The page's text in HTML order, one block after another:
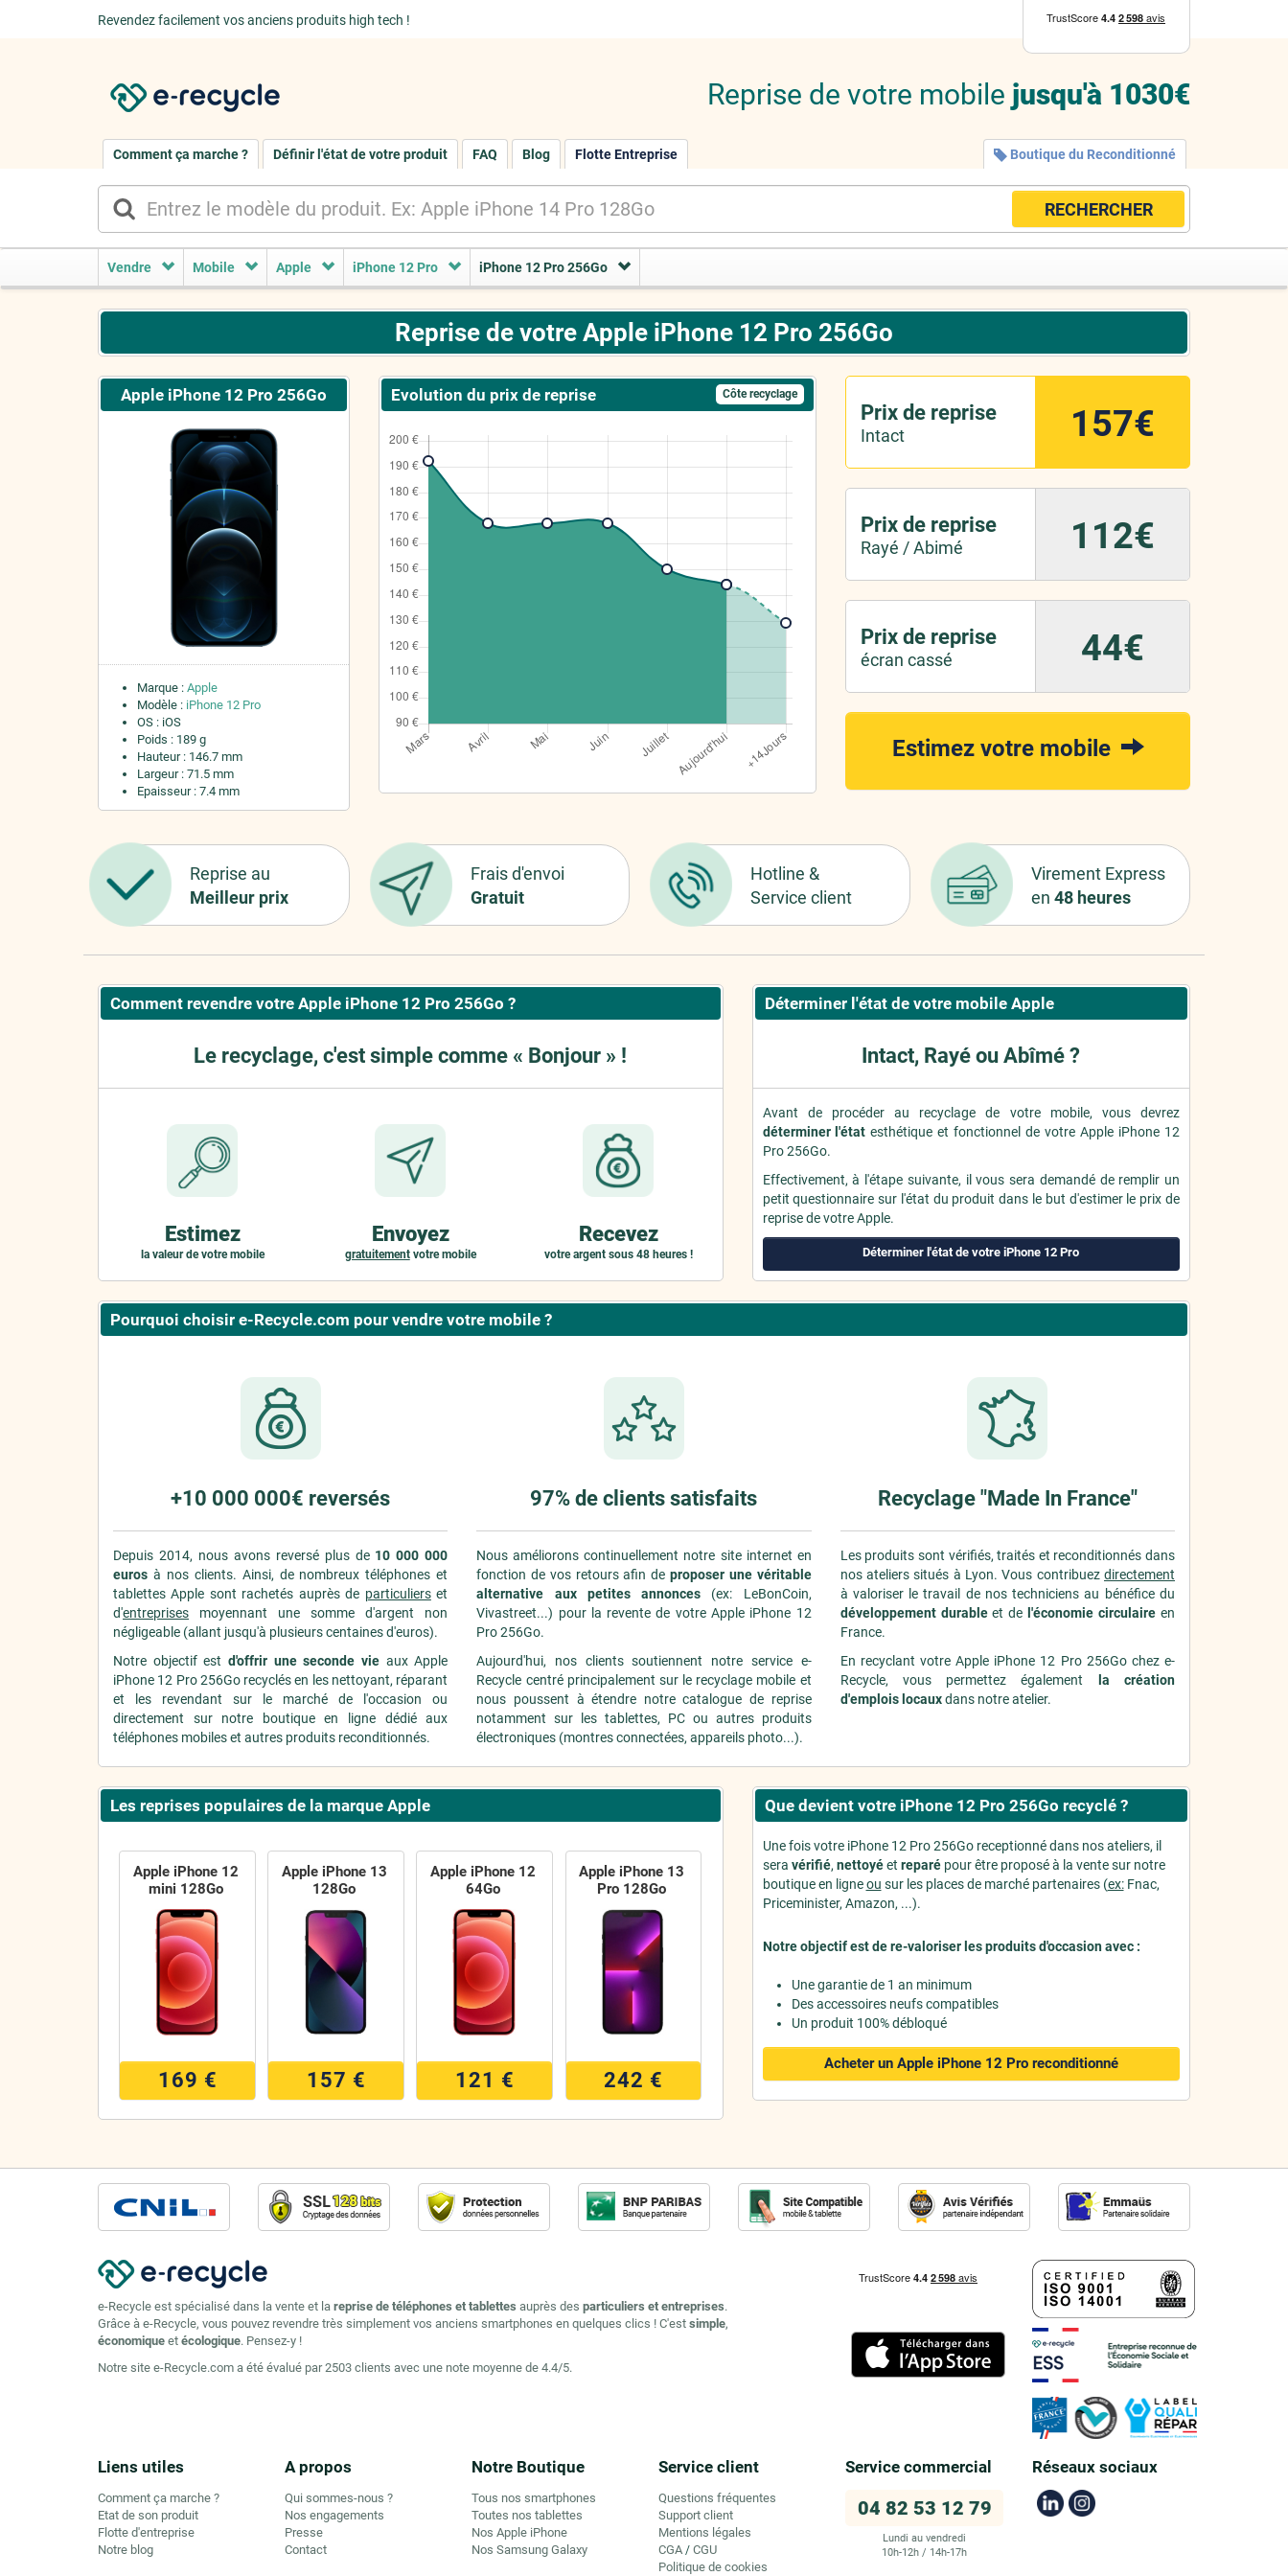
Revendez facilement vos anciens produits high tech !
Reprise de votre mobile jusqu'à 1030€
Comment ça marche ? Définir l'état de votre produit FAQ Blog Flotte Entreprise Boutique du Reconditionné
RECHERCHER
Vendre Mobile Apple iPhone 12 Pro iPhone 12 Pro 256Go
Reprise de votre Apple iPhone 12 Pro 256Go
Apple iPhone 12 Pro 256Go
Marque : Apple
Modèle : iPhone 12 Pro
OS : iOS
Poids : 189 g
Hauteur : 146.7 mm
Largeur : 71.5 mm
Epaisseur : 7.4 mm
Evolution du prix de reprise Côte recyclage
Prix de reprise
Intact 157€
Prix de reprise
Rayé / Abimé 112€
Prix de reprise
écran cassé 44€
Estimez votre mobile
Reprise au
Meilleur prix
Frais d'envoi
Gratuit
Hotline &
Service client
Virement Express
en 48 heures
Comment revendre votre Apple iPhone 12 Pro 256Go ?
Le recyclage, c'est simple comme « Bonjour » !
Estimez
la valeur de votre mobile
Envoyez
gratuitementvotre mobile
Recevez
votre argent sous 48 heures !
Déterminer l'état de votre mobile Apple
Intact, Rayé ou Abîmé ?
Avant de procéder au recyclage de votre mobile, vous devrez
déterminer l'état esthétique et fonctionnel de votre Apple iPhone 12
Pro 256Go.
Effectivement, à l'étape suivante, il vous sera demandé de remplir un
petit questionnaire sur l'état du produit dans le but d'estimer le prix de
reprise de votre Apple.
Déterminer l'état de votre iPhone 12 Pro
Pourquoi choisir e-Recycle.com pour vendre votre mobile ?
+10 000 000€ reversés
Depuis 2014, nous avons reversé plus de 10 000 000
euros à nos clients. Ainsi, de nombreux téléphones et
tablettes Apple sont rachetés auprès de particulierset
d'entreprises moyennant une somme d'argent non
négligeable (allant jusqu'à plusieurs centaines d'euros).
Notre objectif est d'offrir une seconde vie aux Apple
iPhone 12 Pro 256Go recyclés en les nettoyant, réparant
et les revendant sur le marché de l'occasion ou
directement sur notre boutique en ligne dédié aux
téléphones mobiles et autres produits reconditionnés.
97% de clients satisfaits
Nous améliorons continuellement notre site internet en
fonction de vos retours afin deproposer une véritable
alternative aux petites annonces (ex: LeBonCoin,
Vivastreet...) pour la revente de votre Apple iPhone 12
Pro 256Go.
Aujourd'hui, nos clients soutiennent notre service e-
Recycle centré principalement sur le recyclage mobile et
nous poussent à étendre notre catalogue de reprise
notamment sur les tablettes, PC ou autres produits
électroniques (montres connectées, appareils photo...).
Recyclage "Made In France"
Les produits sont vérifiés, traités et reconditionnés dans
nos ateliers situés à Lyon. Vous contribuez directement
à valoriser le travail de nos techniciens au bénéfice du
développement durableet de l'économie circulaire en
France.
En recyclant votre Apple iPhone 12 Pro 256Go chez e-
Recycle, vous permettez également
la création
d'emplois locauxdans notre atelier.
Les reprises populaires de la marque Apple
Apple iPhone 12
mini 128Go
169 €
Apple iPhone 13
128Go
157 €
Apple iPhone 12
64Go
121 €
Apple iPhone 13
Pro 128Go
242 €
Que devient votre iPhone 12 Pro 256Go recyclé ?
Une fois votre iPhone 12 Pro 256Go receptionné dans nos ateliers, il
sera vérifié, nettoyéet reparépour être proposé à la vente sur notre
boutique en ligneou sur les places de marché partenaires (ex:Fnac,
Priceminister, Amazon, ...).
Notre objectif est de re-valoriser les produits d'occasion avec :
Une garantie de 1 an minimum
Des accessoires neufs compatibles
Un produit 100% débloqué
Acheter un Apple iPhone 12 Pro reconditionné
e-Recycle est spécialisé dans la vente et la reprise de téléphones et tablettes auprès des particuliers et entreprises.
Grâce à e-Recycle, vous pouvez revendre très simplement vos anciens smartphones en quelques clics ! C'est simple,
économique et écologique. Pensez-y !
Notre site e-Recycle.com a été évalué par 2503 clients avec une note moyenne de 4.4/5.
Liens utiles
Comment ça marche ?
Etat de son produit
Flotte d'entreprise
Notre blog
A propos
Qui sommes-nous ?
Nos engagements
Presse
Contact
Notre Boutique
Tous nos smartphones
Toutes nos tablettes
Nos Apple iPhone
Nos Samsung Galaxy
Service client
Questions fréquentes
Support client
Mentions légales
CGA / CGU
Politique de cookies
Service commercial
04 82 53 12 79
Lundi au vendredi
10h-12h / 14h-17h
Réseaux sociaux